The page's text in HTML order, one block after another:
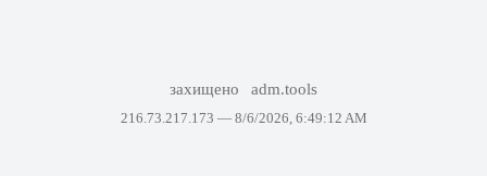
захищено adm.tools
216.73.217.173 — 8/6/2026, 6:49:12 AM